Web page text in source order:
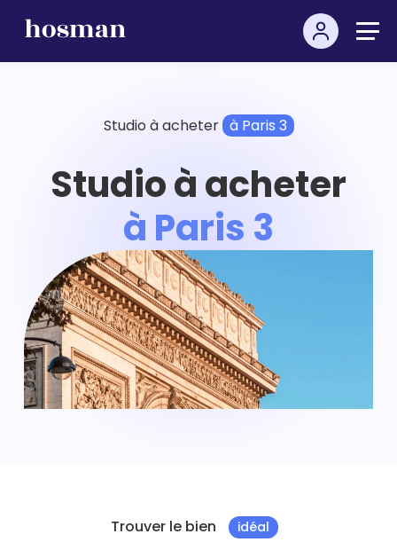
Studio à acheter à Paris 3
Studio à acheter
à Paris 3
Trouver le bien idéal